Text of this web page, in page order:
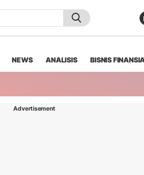
NEWS ANALISIS BISNIS
Advertisement